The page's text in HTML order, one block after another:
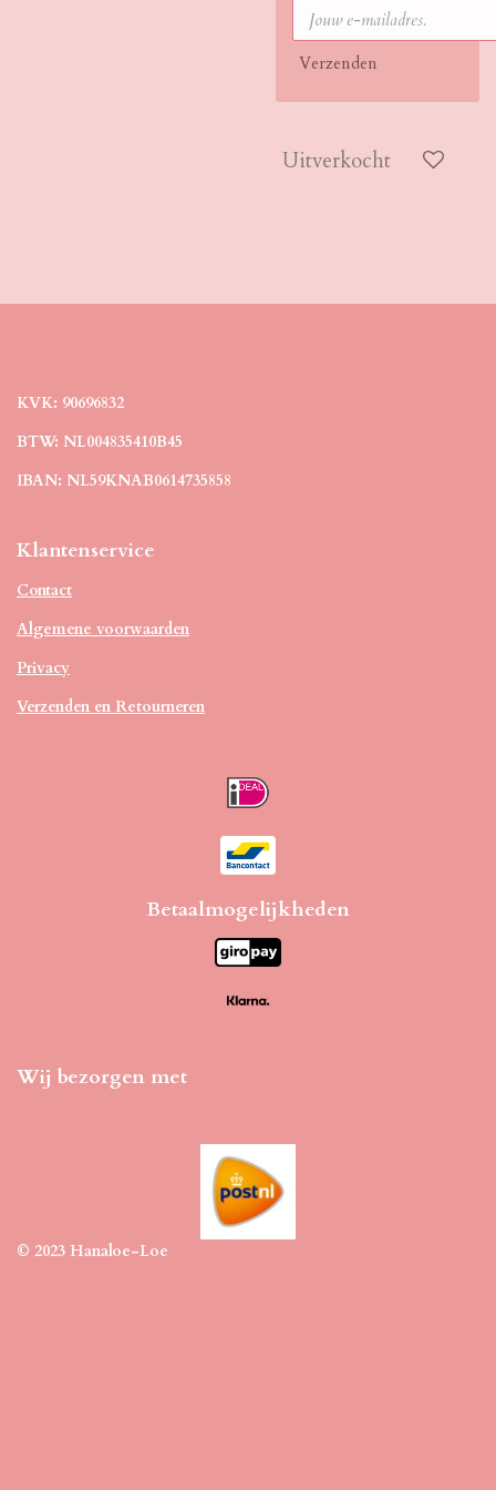
Verzenden
Uitverkocht
KVK: 90696832
BTW: NL004835410B45
IBAN: NL59KNAB0614735858
Klantenservice
Contact
Algemene voorwaarden
Privacy
Verzenden en Retourneren
Betaalmogelijkheden
Wij bezorgen met
© 2023 Hanaloe-Loe